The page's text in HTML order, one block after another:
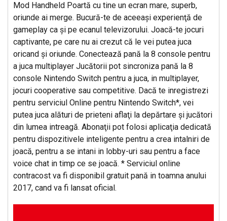
Mod Handheld Poartă cu tine un ecran mare, superb,
oriunde ai merge. Bucură-te de aceeaşi experienţă de
gameplay ca şi pe ecanul televizorului. Joacă-te jocuri
captivante, pe care nu ai crezut că le vei putea juca
oricand şi oriunde. Conectează pană la 8 console pentru
a juca multiplayer Jucătorii pot sincroniza pană la 8
console Nintendo Switch pentru a juca, in multiplayer,
jocuri cooperative sau competitive. Dacă te inregistrezi
pentru serviciul Online pentru Nintendo Switch*, vei
putea juca alături de prieteni aflaţi la depărtare şi jucători
din lumea intreagă. Abonaţii pot folosi aplicaţia dedicată
pentru dispozitivele inteligente pentru a crea intalniri de
joacă, pentru a se intani in lobby-uri sau pentru a face
voice chat in timp ce se joacă. * Serviciul online
contracost va fi disponibil gratuit pană in toamna anului
2017, cand va fi lansat oficial.